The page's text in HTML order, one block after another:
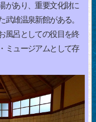
があり、重要文化財に
雄温泉新館がある。
風呂としての役目を終
ミュージアムとして存